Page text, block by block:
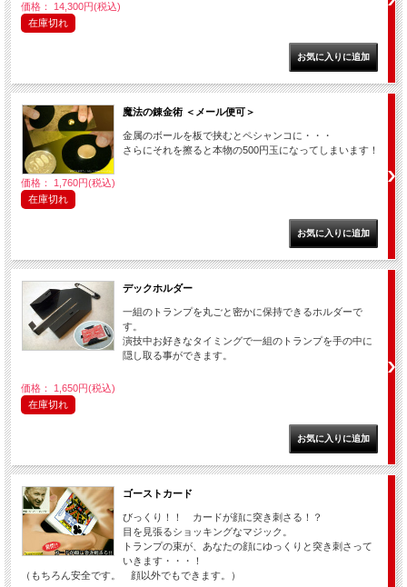
価格： 14,300円(税込)
在庫切れ
魔法の錬金術 ＜メール便可＞
金属のボールを板で挟むとペシャンコに・・・
さらにそれを擦ると本物の500円玉になってしまいます！
価格： 1,760円(税込)
在庫切れ
デックホルダー
一組のトランプを丸ごと密かに保持できるホルダーで
す。
演技中お好きなタイミングで一組のトランプを手の中に
隠し取る事ができます。
価格： 1,650円(税込)
在庫切れ
ゴーストカード
びっくり！！ カードが顔に突き刺さる！？
目を見張るショッキングなマジック。
トランプの束が、あなたの顔にゆっくりと突き刺さって
いきます・・・！
（もちろん安全です。 顔以外でもできます。）